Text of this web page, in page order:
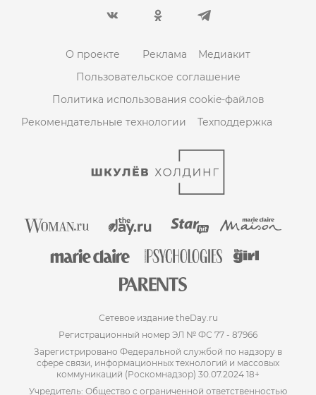
О проекте Реклама
Медиакит
Пользовательское соглашение
Политика использования cookie-файлов
Рекомендательные технологии
Техподдержка
Сетевое издание theDay.ru
Регистрационный номер ЭЛ № ФС 77 - 87966
Зарегистрировано Федеральной службой по надзору в
сфере связи, информационных технологий и массовых
коммуникаций (Роскомнадзор) 30.07.2024 18+
Учредитель: Общество с ограниченной ответственностью